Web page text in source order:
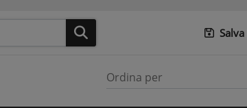
Salva
Ordina per